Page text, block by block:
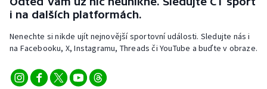
i na dalších platformách.
Nenechte si nikde ujít nejnovější sportovní události. Sledujte nás i
na Facebooku, X, Instagramu, Threads či YouTube a buďte v obraze.